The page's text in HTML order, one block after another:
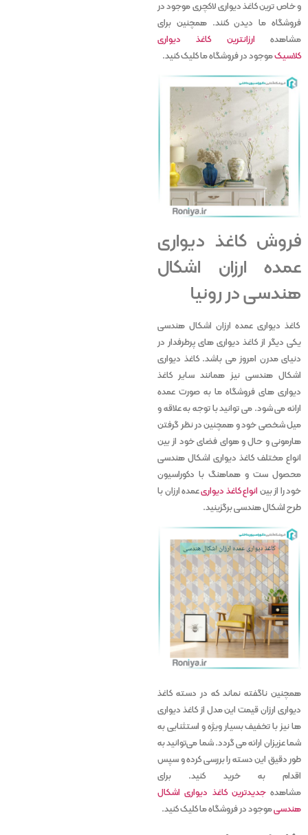
و خاص ترین کاغذ دیواری لاکچری موجود در
فروشگاه ما دیدن کنند. همچنین برای
مشاهده ارزانترین کاغذ دیواری
کلاسیکموجود در فروشگاه ما کلیک کنید.
فروش کاغذ دیواری
عمده ارزان اشکال
هندسی در رونیا
کاغذ دیواری عمده ارزان اشکال هندسی
یکی دیگر از کاغذ دیواری های پرطرفدار در
دنیای مدرن امروز می باشد. کاغذ دیواری
اشکال هندسی نیز همانند سایر کاغذ
دیواری های فروشگاه ما به صورت عمده
ارائه می شود. می توانید با توجه به علاقه و
میل شخصی خود و همچنین در نظر گرفتن
هارمونی و حال و هوای فضای خود از بین
انواع مختلف کاغذ دیواری اشکال هندسی
محصول ست و هماهنگ با دکوراسیون
خود را از بین انواع کاغذ دیواریعمده ارزان با
طرح اشکال هندسی برگزینید.
همچنین ناگفته نماند که در دسته کاغذ
دیواری ارزان قیمت این مدل از کاغذ دیواری
ها نیز با تخفیف بسیار ویژه و استثنایی به
شما عزیزان ارائه می گردد. شما می‌توانید به
طور دقیق این دسته را بررسی کرده و سپس
اقدام به خرید کنید. برای
مشاهدهجدیدترین کاغذ دیواری اشکال
هندسیموجود در فروشگاه ما کلیک کنید.